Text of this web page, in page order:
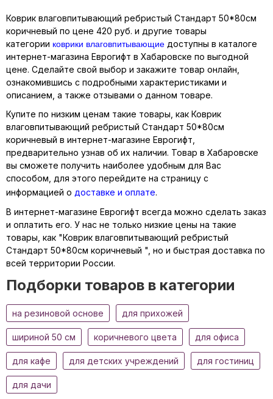
Коврик влаговпитывающий ребристый Стандарт 50*80см
коричневый по цене 420 руб. и другие товары
категории коврики влаговпитывающие доступны в каталоге
интернет-магазина Еврогифт в Хабаровске по выгодной
цене. Сделайте свой выбор и закажите товар онлайн,
ознакомившись с подробными характеристиками и
описанием, а также отзывами о данном товаре.
Купите по низким ценам такие товары, как Коврик
влаговпитывающий ребристый Стандарт 50*80см
коричневый в интернет-магазине Еврогифт,
предварительно узнав об их наличии. Товар в Хабаровске
вы сможете получить наиболее удобным для Вас
способом, для этого перейдите на страницу с
информацией о доставке и оплате.
В интернет-магазине Еврогифт всегда можно сделать заказ
и оплатить его. У нас не только низкие цены на такие
товары, как "Коврик влаговпитывающий ребристый
Стандарт 50*80см коричневый ", но и быстрая доставка по
всей территории России.
Подборки товаров в категории
на резиновой основе для прихожей
шириной 50 см коричневого цвета для офиса
для кафе для детских учреждений для гостиниц
для дачи